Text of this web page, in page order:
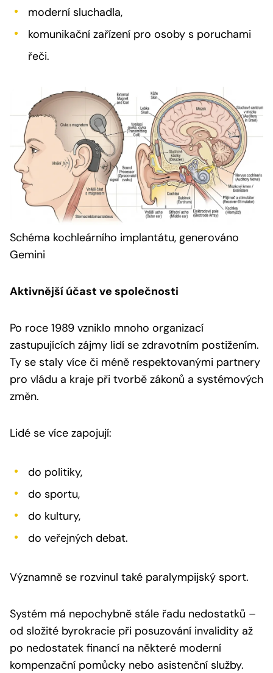
moderní sluchadla,
komunikační zařízení pro osoby s poruchami
řeči.
Schéma kochleárního implantátu, generováno
Gemini
Aktivnější účast ve společnosti
Po roce 1989 vzniklo mnoho organizací
zastupujících zájmy lidí se zdravotním postižením.
Ty se staly více či méně respektovanými partnery
pro vládu a kraje při tvorbě zákonů a systémových
změn.
Lidé se více zapojují:
do politiky,
do sportu,
do kultury,
do veřejných debat.
Významně se rozvinul také paralympijský sport.
Systém má nepochybně stále řadu nedostatků –
od složité byrokracie při posuzování invalidity až
po nedostatek financí na některé moderní
kompenzační pomůcky nebo asistenční služby.